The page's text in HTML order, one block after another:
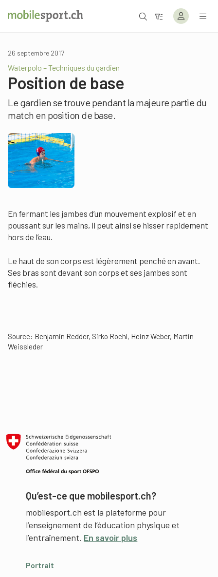
26 septembre 2017
Waterpolo – Techniques du gardien
Position de base
Le gardien se trouve pendant la majeure partie du
match en position de base.
En fermant les jambes d’un mouvement explosif et en
poussant sur les mains, il peut ainsi se hisser rapidement
hors de l’eau.
Le haut de son corps est légèrement penché en avant.
Ses bras sont devant son corps et ses jambes sont
fléchies.
Source: Benjamin Redder, Sirko Roehl, Heinz Weber, Martin
Weissleder
Qu’est-ce que mobilesport.ch?
mobilesport.ch est la plateforme pour
l’enseignement de l’éducation physique et
l’entraînement. En savoir plus
Portrait